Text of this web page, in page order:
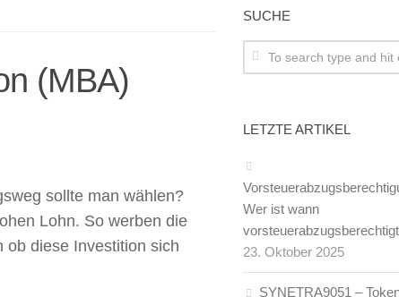
(MBA)
sollte man wählen?
Lohn. So werben die
ob diese Investition sich
SUCHE
LETZTE ARTIKEL
Wer ist wann
23. Oktober 2025
SYNETRA9051 –